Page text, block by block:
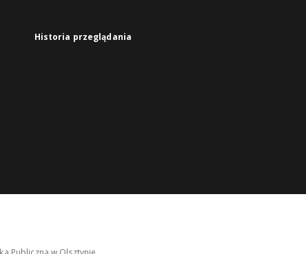
Historia przeglądania